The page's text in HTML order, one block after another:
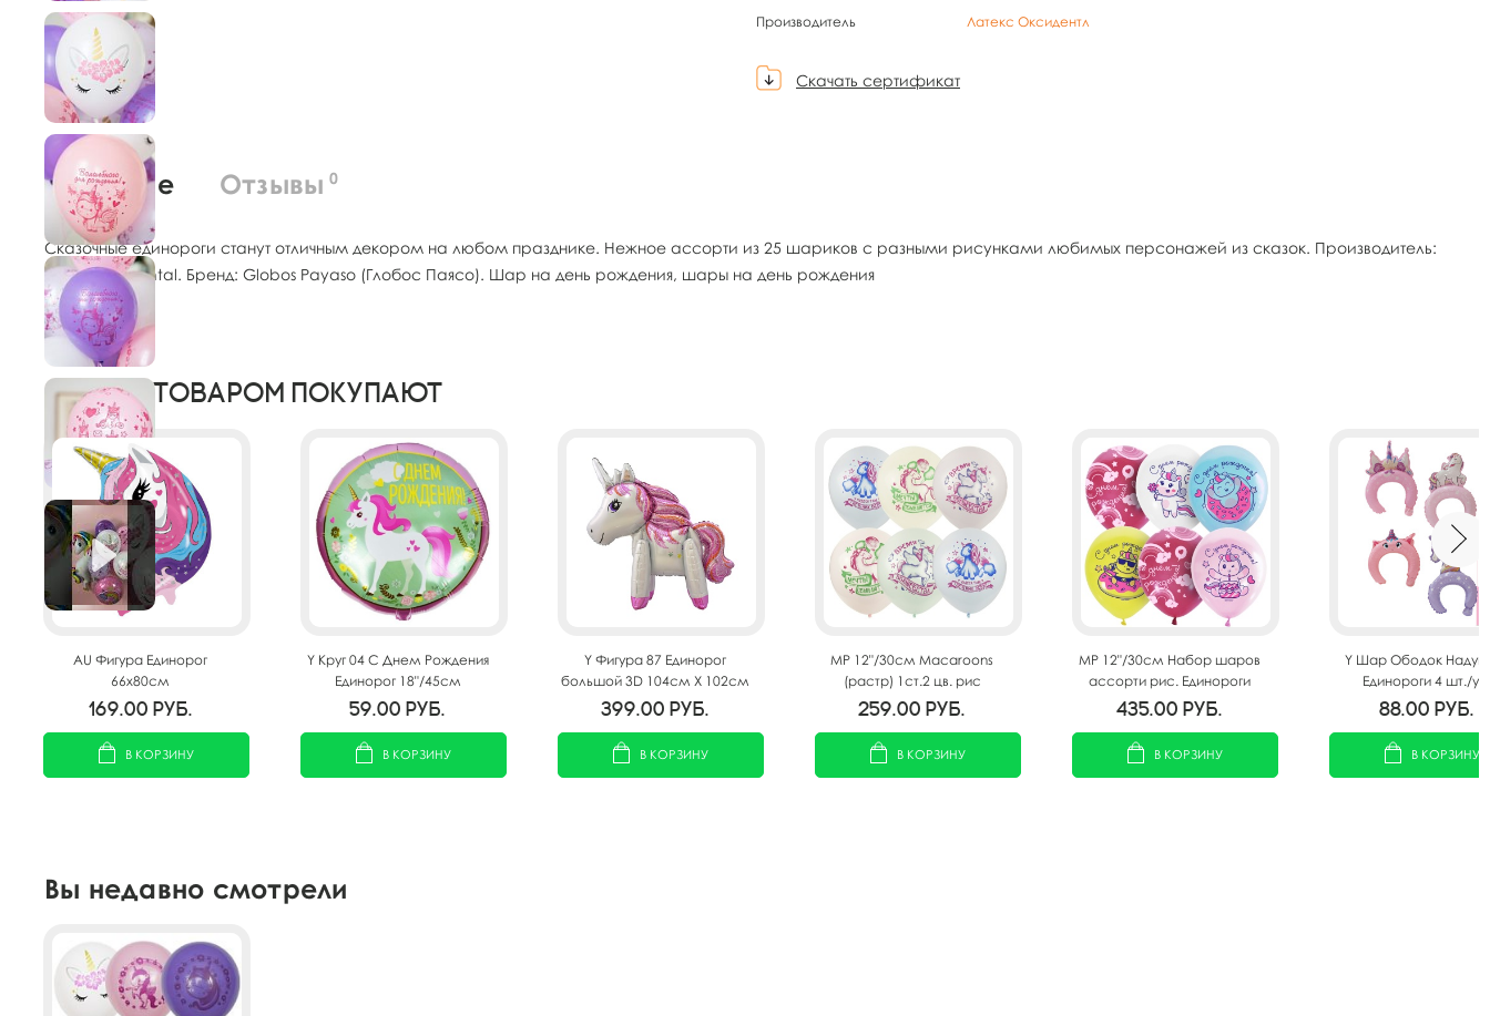
Производитель
Латекс Оксидентл
Скачать сертификат
О товаре Отзывы 0
Сказочные единороги станут отличным декором на любом празднике. Нежное ассорти из 25 шариков с разными рисунками любимых персонажей из сказок. Производитель:
Latex Occidental. Бренд: Globos Payaso (Глобос Паясо). Шар на день рождения, шары на день рождения
С этим товаром покупают
AU Фигура Единорог
66х80см
169.00 руб.
В КОРЗИНУ
Y Круг 04 С Днем Рождения
Единорог 18"/45см
59.00 руб.
В КОРЗИНУ
Y Фигура 87 Единорог
большой 3D 104см Х 102см
399.00 руб.
В КОРЗИНУ
MP 12"/30см Macaroons
(растр) 1ст.2 цв. рис
Волшебные Единороги 25шт
259.00 руб.
В КОРЗИНУ
MP 12"/30см Набор шаров
ассорти рис. Единороги
Пончики СДР 25шт
435.00 руб.
В КОРЗИНУ
Y Шар Ободок
Единороги 4 шт./уп.
88.00 руб.
В КОРЗИНУ
Вы недавно смотрели